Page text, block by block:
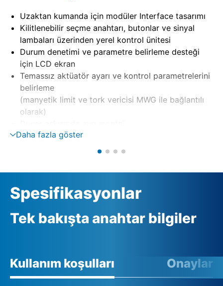
Uzaktan kumanda için modüler Interface tasarımı
Kilitlenebilir seçme anahtarı, butonlar ve sinyal
lambaları üzerinden yerel kontrol ünitesi
Durum denetimi ve parametre belirleme desteği
için LCD ekran
Temassız aktüatör ayarı ve kontrol parametrelerini
belirleme
(manyetik limit ve tork vericisi MWG ile bağlantılı
olarak)
Tersleme kontaktörleri veya tristörler üzerinden
Harici 24 V DC besleme (opsiyon)
Daha fazla göster
Spesifikasyonlar
Tek bakışta anahtar bilgiler
Kullanım koşulları Onaylar